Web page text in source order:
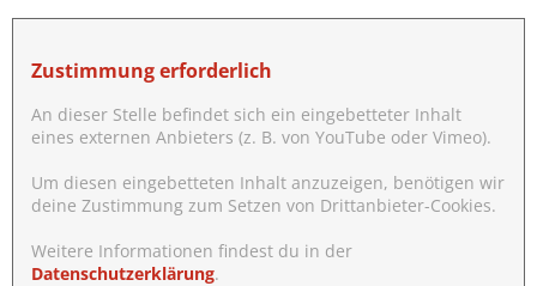
Zustimmung erforderlich
An dieser Stelle befindet sich ein eingebetteter Inhalt
eines externen Anbieters (z. B. von YouTube oder Vimeo).
Um diesen eingebetteten Inhalt anzuzeigen, benötigen wir
deine Zustimmung zum Setzen von Drittanbieter-Cookies.
Weitere Informationen findest du in der
Datenschutzerklärung.